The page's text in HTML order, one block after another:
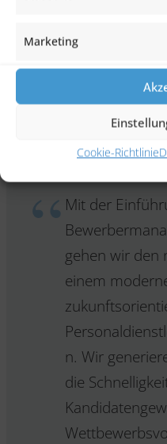
Marketing
Cookie-Richtlinie
Kandidatengewinnung
Steigende
durch ein modernes
Reduktion der
Mit der
gehen wir den
einem
n. Wir
die